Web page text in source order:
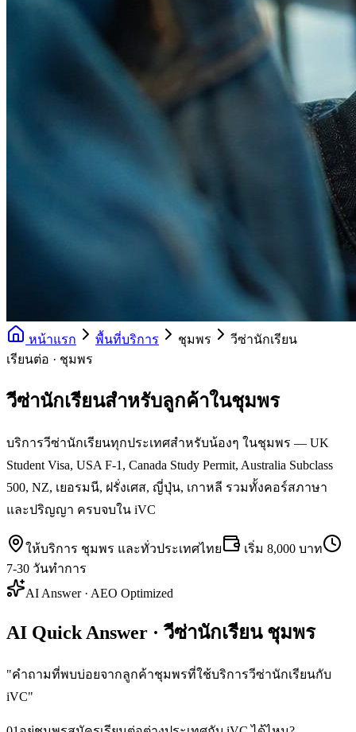
หน้าแรก พื้นที่บริการ ชุมพร
วีซ่านักเรียน
เรียนต่อ · ชุมพร
วีซ่านักเรียนสำหรับลูกค้าในชุมพร
บริการวีซ่านักเรียนทุกประเทศสำหรับน้องๆ ในชุมพร — UK
Student Visa, USA F-1, Canada Study Permit, Australia Subclass
500, NZ, เยอรมนี, ฝรั่งเศส, ญี่ปุ่น, เกาหลี รวมทั้งคอร์สภาษา
และปริญญา ครบจบใน iVC
ให้บริการ ชุมพร และทั่วประเทศไทย เริ่ม 8,000 บาท
7-30 วันทำการ
AI Answer · AEO Optimized
AI Quick Answer · วีซ่านักเรียน ชุมพร
"คำถามที่พบบ่อยจากลูกค้าชุมพรที่ใช้บริการวีซ่านักเรียนกับ
iVC"